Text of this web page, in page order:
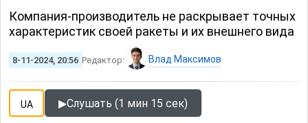
Компания-производитель не раскрывает точных
характеристик своей ракеты и их внешнего вида
8-11-2024, 20:56 Редактор: Влад Максимов
UA ▶Слушать (1 мин 15 сек)